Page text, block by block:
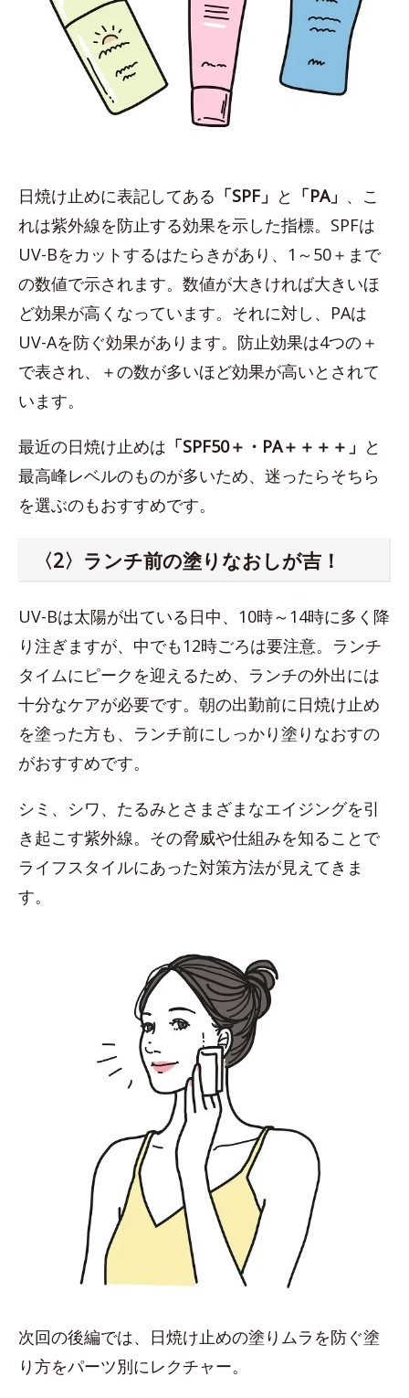
日焼け止めに表記してある 「SPF」 と 「PA」 、こ
れは紫外線を防止する効果を示した指標。SPFは
UV-Bをカットするはたらきがあり、1～50＋まで
の数値で示されます。数値が大きければ大きいほ
ど効果が高くなっています。それに対し、PAは
UV-Aを防ぐ効果があります。防止効果は4つの＋
で表され、＋の数が多いほど効果が高いとされて
います。
最近の日焼け止めは 「SPF50＋・PA＋＋＋＋」 と
最高峰レベルのものが多いため、迷ったらそちら
を選ぶのもおすすめです。
〈2〉ランチ前の塗りなおしが吉！
UV-Bは太陽が出ている日中、10時～14時に多く降
り注ぎますが、中でも12時ごろは要注意。ランチ
タイムにピークを迎えるため、ランチの外出には
十分なケアが必要です。朝の出勤前に日焼け止め
を塗った方も、ランチ前にしっかり塗りなおすの
がおすすめです。
シミ、シワ、たるみとさまざまなエイジングを引
き起こす紫外線。その脅威や仕組みを知ることで
ライフスタイルにあった対策方法が見えてきま
す。
次回の後編では、日焼け止めの塗りムラを防ぐ塗
り方をパーツ別にレクチャー。